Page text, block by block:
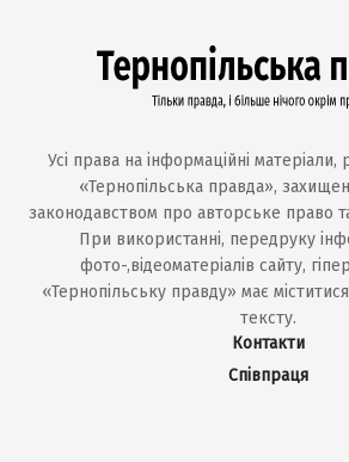
Усі права на інформаційні матеріали,
«Тернопільська правда»,
законодавством про авторське право
При використанні, передруку
фото-,відеоматеріалів сайту,
«Тернопільську правду» має
тексту.
Контакти
Співпраця